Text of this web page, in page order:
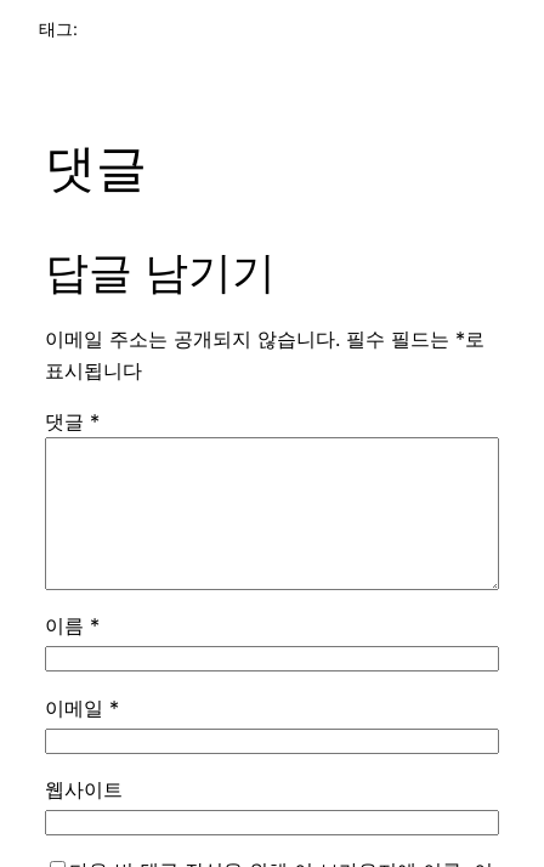
태그:
댓글
답글 남기기
이메일 주소는 공개되지 않습니다. 필수 필드는 *로
표시됩니다
댓글 *
이름 *
이메일 *
웹사이트